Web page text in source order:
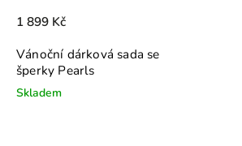
Vánoční dárková sada se
šperky Pearls
Skladem
1 899 Kč